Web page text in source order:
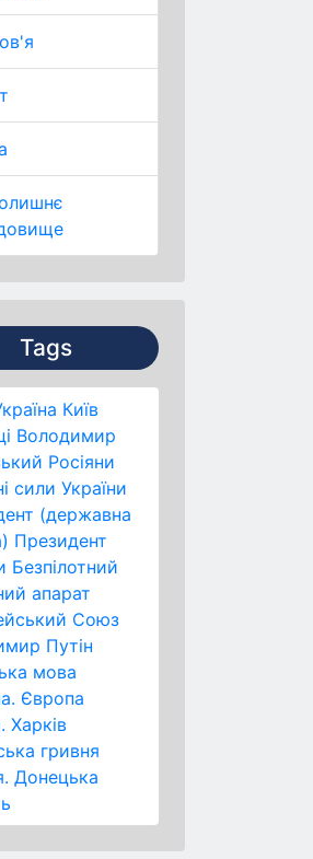
Tags
Київ
Володимир
Росіяни
сили України
(державна
Президент
Безпілотний
апарат
Союз
Путін
мова
Європа
Харків
гривня
Донецька